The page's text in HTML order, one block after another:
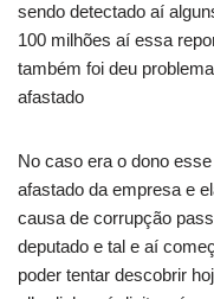
sendo detectado aí
100 milhões aí essa
também foi deu
afastado
No caso era o dono
afastado da empresa e
causa de corrupção
deputado e tal e aí
poder tentar descobrir